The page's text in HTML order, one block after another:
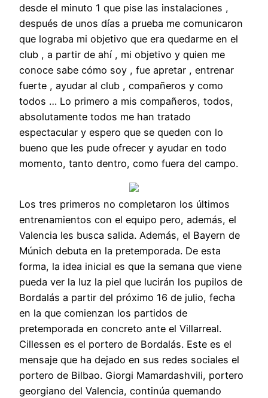
desde el minuto 1 que pise las instalaciones ,
después de unos días a prueba me comunicaron
que lograba mi objetivo que era quedarme en el
club , a partir de ahí , mi objetivo y quien me
conoce sabe cómo soy , fue apretar , entrenar
fuerte , ayudar al club , compañeros y como
todos … Lo primero a mis compañeros, todos,
absolutamente todos me han tratado
espectacular y espero que se queden con lo
bueno que les pude ofrecer y ayudar en todo
momento, tanto dentro, como fuera del campo.
Los tres primeros no completaron los últimos
entrenamientos con el equipo pero, además, el
Valencia les busca salida. Además, el Bayern de
Múnich debuta en la pretemporada. De esta
forma, la idea inicial es que la semana que viene
pueda ver la luz la piel que lucirán los pupilos de
Bordalás a partir del próximo 16 de julio, fecha
en la que comienzan los partidos de
pretemporada en concreto ante el Villarreal.
Cillessen es el portero de Bordalás. Este es el
mensaje que ha dejado en sus redes sociales el
portero de Bilbao. Giorgi Mamardashvili, portero
georgiano del Valencia, continúa quemando